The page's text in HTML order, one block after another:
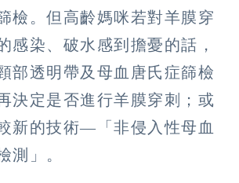
檢。但高齡媽咪若對羊膜穿
感染、破水感到擔憂的話，
部透明帶及母血唐氏症篩檢
決定是否進行羊膜穿刺；或
新的技術—「非侵入性母血
測」。